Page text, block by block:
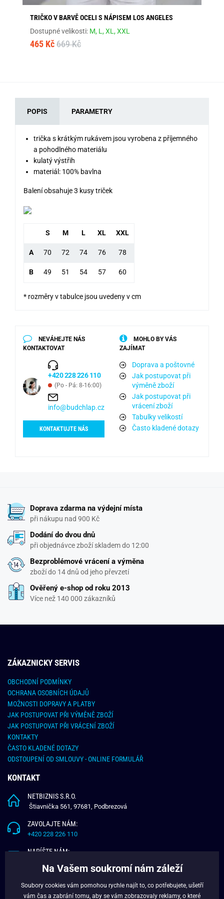
TRIČKO V BARVĚ OCELI S NÁPISEM LOS ANGELES
Dostupné velikosti: M, L,XL,XXL
465 Kč 669 Kč
POPIS PARAMETRY
trička s krátkým rukávem jsou vyrobena z příjemného
a pohodlného materiálu
kulatý výstřih
materiál: 100% bavlna
Balení obsahuje 3 kusy triček
S M L XL XXL
A 70 72 74 76 78
B 49 51 54 57 60
* rozměry v tabulce jsou uvedeny v cm
NEVÁHEJTE NÁS
KONTAKTOVAT
+420 228 226 110
(Po - Pá: 8-16:00)
info@budchlap.cz
KONTAKTUJTE NÁS
MOHLO BY VÁS
ZAJÍMAT
Doprava a poštovné
Jak postupovat při
výměně zboží
Jak postupovat při
vrácení zboží
Tabulky velikostí
Často kladené dotazy
Doprava zdarma na výdejní místa
při nákupu nad 900 Kč
Dodání do dvou dnů
při objednávce zboží skladem do 12:00
Bezproblémové vrácení a výměna
zboží do 14 dnů od jeho převzetí
Ověřený e-shop od roku 2013
Více než 140 000 zákazníků
ZÁKAZNICKY SERVIS
OBCHODNÍ PODMÍNKY
OCHRANA OSOBNÍCH ÚDAJŮ
MOŽNOSTI DOPRAVY A PLATBY
JAK POSTUPOVAT PŘI VÝMĚNĚ ZBOŽÍ
JAK POSTUPOVAT PŘI VRÁCENÍ ZBOŽÍ
KONTAKTY
ČASTO KLADENÉ DOTAZY
ODSTOUPENÍ OD SMLOUVY - ONLINE FORMULÁŘ
KONTAKT
NETBIZNIS S.R.O.
Štiavnička 561, 97681, Podbrezová
ZAVOLAJTE NÁM:
+420 228 226 110
NAPÍŠTE NÁM:
Na Vašem soukromí nám záleží
Soubory cookies vám pomohou rychle najít to, co potřebujete, ušetří
vám čas a zabrání tomu, aby se vám zobrazovaly reklamy, o které